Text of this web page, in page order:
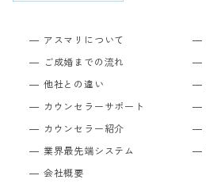
アスマリについて
ご成婚までの流れ
他社との違い
カウンセラーサポート
カウンセラー紹介
業界最先端システム
会社概要